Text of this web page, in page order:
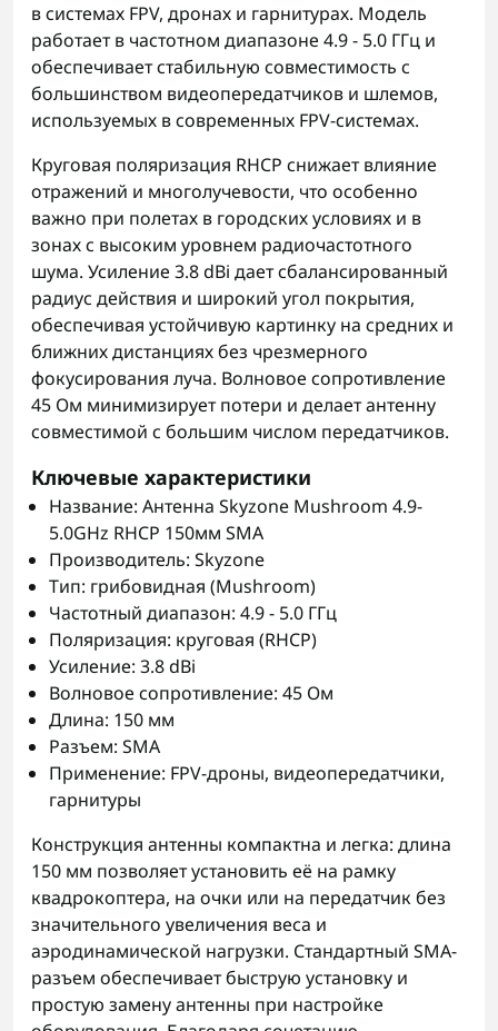
в системах FPV, дронах и гарнитурах. Модель
работает в частотном диапазоне 4.9 - 5.0 ГГц и
обеспечивает стабильную совместимость с
большинством видеопередатчиков и шлемов,
используемых в современных FPV-системах.
Круговая поляризация RHCP снижает влияние
отражений и многолучевости, что особенно
важно при полетах в городских условиях и в
зонах с высоким уровнем радиочастотного
шума. Усиление 3.8 dBi дает сбалансированный
радиус действия и широкий угол покрытия,
обеспечивая устойчивую картинку на средних и
ближних дистанциях без чрезмерного
фокусирования луча. Волновое сопротивление
45 Ом минимизирует потери и делает антенну
совместимой с большим числом передатчиков.
Ключевые характеристики
Название: Антенна Skyzone Mushroom 4.9-
5.0GHz RHCP 150мм SMA
Производитель: Skyzone
Тип: грибовидная (Mushroom)
Частотный диапазон: 4.9 - 5.0 ГГц
Поляризация: круговая (RHCP)
Усиление: 3.8 dBi
Волновое сопротивление: 45 Ом
Длина: 150 мм
Разъем: SMA
Применение: FPV-дроны, видеопередатчики,
гарнитуры
Конструкция антенны компактна и легка: длина
150 мм позволяет установить её на рамку
квадрокоптера, на очки или на передатчик без
значительного увеличения веса и
аэродинамической нагрузки. Стандартный SMA-
разъем обеспечивает быструю установку и
простую замену антенны при настройке